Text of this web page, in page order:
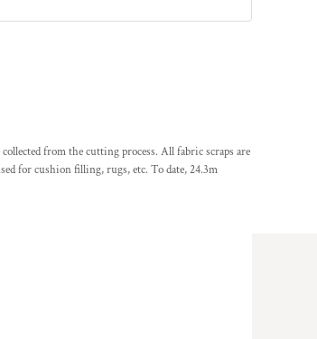
from the cutting process. All fabric scraps are
for cushion filling, rugs, etc. To date, 24.3m